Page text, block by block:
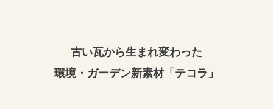
古い瓦から生まれ変わった
環境・ガーデン新素材「テコラ」